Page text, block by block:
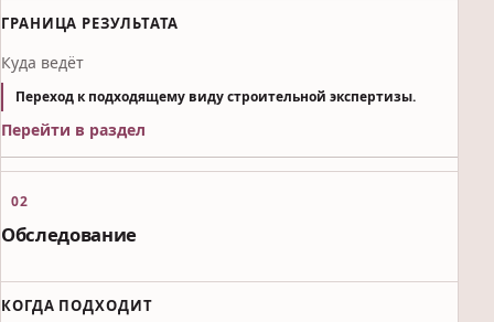
ГРАНИЦА РЕЗУЛЬТАТА
Куда ведёт
Переход к подходящему виду строительной экспертизы.
Перейти в раздел
02
Обследование
КОГДА ПОДХОДИТ